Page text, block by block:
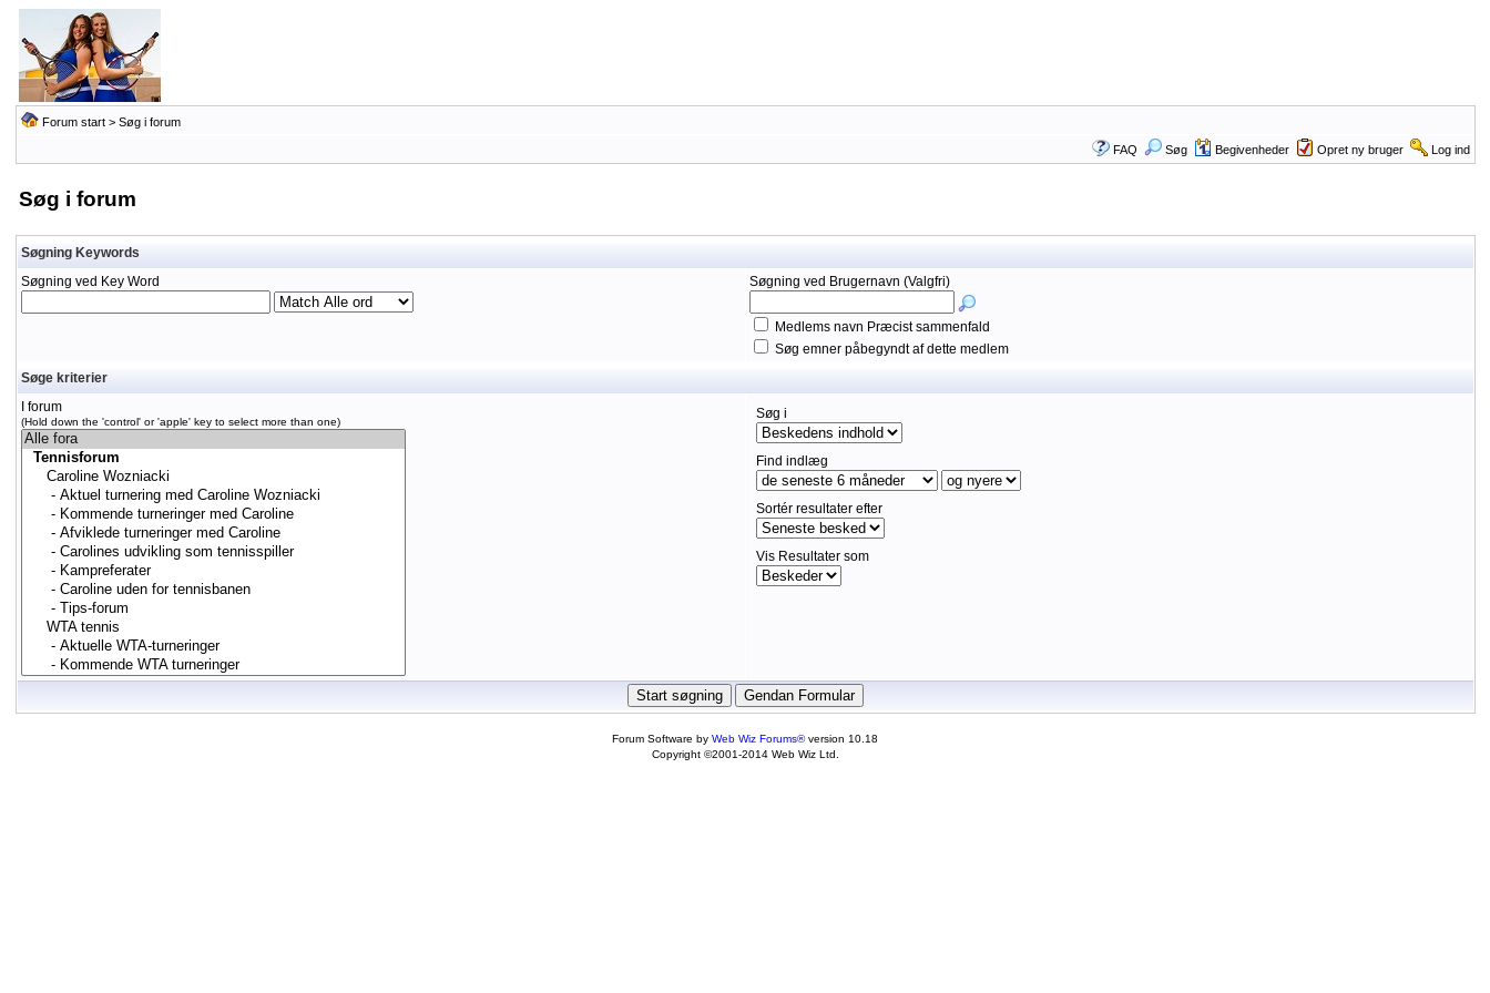
Forum start> Søg i forum
FAQ Søg Begivenheder Opret ny bruger Log ind
Søg i forum
Søgning Keywords
Søgning ved Key Word
Søgning ved Brugernavn (Valgfri)
Medlems navn Præcist sammenfald
Søg emner påbegyndt af dette medlem
Søge kriterier
I forum
(Hold down the 'control' or 'apple' key to select more than one)
Søg i
Find indlæg
Sortér resultater efter
Vis Resultater som
Forum Software by Web Wiz Forums®version 10.18
Copyright ©2001-2014 Web Wiz Ltd.